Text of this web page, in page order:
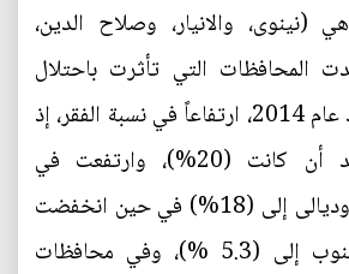
والانيار، وصلاح الدين،
المحافظات التي تأثرت باحتلال
داعش الإرهابي بعد عام 2014، ارتفاعاً في نسبة الفقر، إذ
بلغت (41%) بعد أن كانت (20%)، وارتفعت في
محافظتي كركوك، وديالى إلى (18%) في حين انخفضت
في محافظات الجنوب إلى (5.3 %)، وفي محافظات